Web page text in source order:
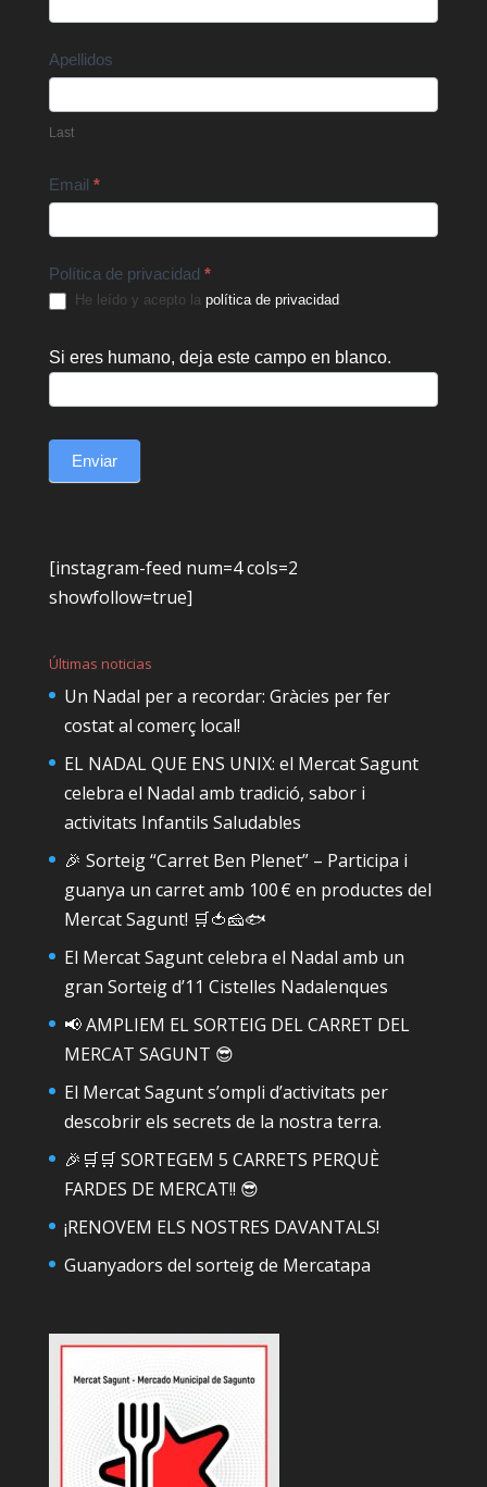
Apellidos
Last
Email *
Política de privacidad *
He leído y acepto la política de privacidad.
Si eres humano, deja este campo en blanco.
Enviar
[instagram-feed num=4 cols=2
showfollow=true]
Últimas noticias
Un Nadal per a recordar: Gràcies per fer
costat al comerç local!
EL NADAL QUE ENS UNIX: el Mercat Sagunt
celebra el Nadal amb tradició, sabor i
activitats Infantils Saludables
🎉 Sorteig “Carret Ben Plenet” – Participa i
guanya un carret amb 100 € en productes del
Mercat Sagunt! 🛒🍅🧀🐟
El Mercat Sagunt celebra el Nadal amb un
gran Sorteig d’11 Cistelles Nadalenques
📢 AMPLIEM EL SORTEIG DEL CARRET DEL
MERCAT SAGUNT 😎
El Mercat Sagunt s’ompli d’activitats per
descobrir els secrets de la nostra terra.
🎉🛒🛒 SORTEGEM 5 CARRETS PERQUÈ
FARDES DE MERCAT!! 😎
¡RENOVEM ELS NOSTRES DAVANTALS!
Guanyadors del sorteig de Mercatapa